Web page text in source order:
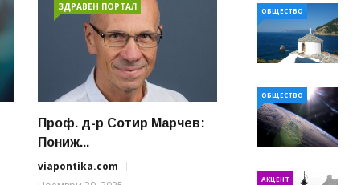
ЗДРАВЕН ПОРТАЛ
Проф. д-р Сотир Марчев:
Пониж...
viapontika.com
ОБЩЕСТВО
ОБЩЕСТВО
АКЦЕНТ